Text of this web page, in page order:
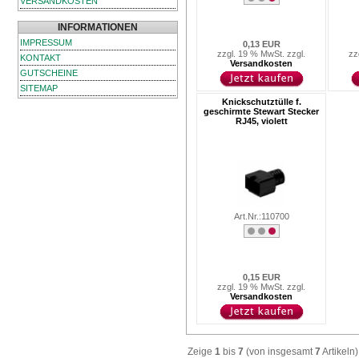
INFORMATIONEN
IMPRESSUM
KONTAKT
GUTSCHEINE
SITEMAP
0,13 EUR
zzgl. 19 % MwSt. zzgl.
Versandkosten
Knickschutztülle f.
geschirmte Stewart Stecker
RJ45, violett
Art.Nr.:110700
0,15 EUR
zzgl. 19 % MwSt. zzgl.
Versandkosten
Zeige 1 bis 7 (von insgesamt7 Artikeln)